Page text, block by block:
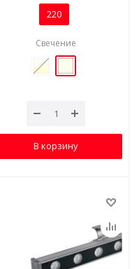
220
Свечение
В корзину